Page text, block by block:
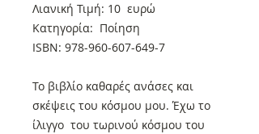
Λιανική Τιμή: 10 ευρώ
Κατηγορία: Ποίηση
ISBN: 978-960-607-649-7
Το βιβλίο καθαρές ανάσες και
σκέψεις του κόσμου μου. Έχω το
ίλιγγο του τωρινού κόσμου του